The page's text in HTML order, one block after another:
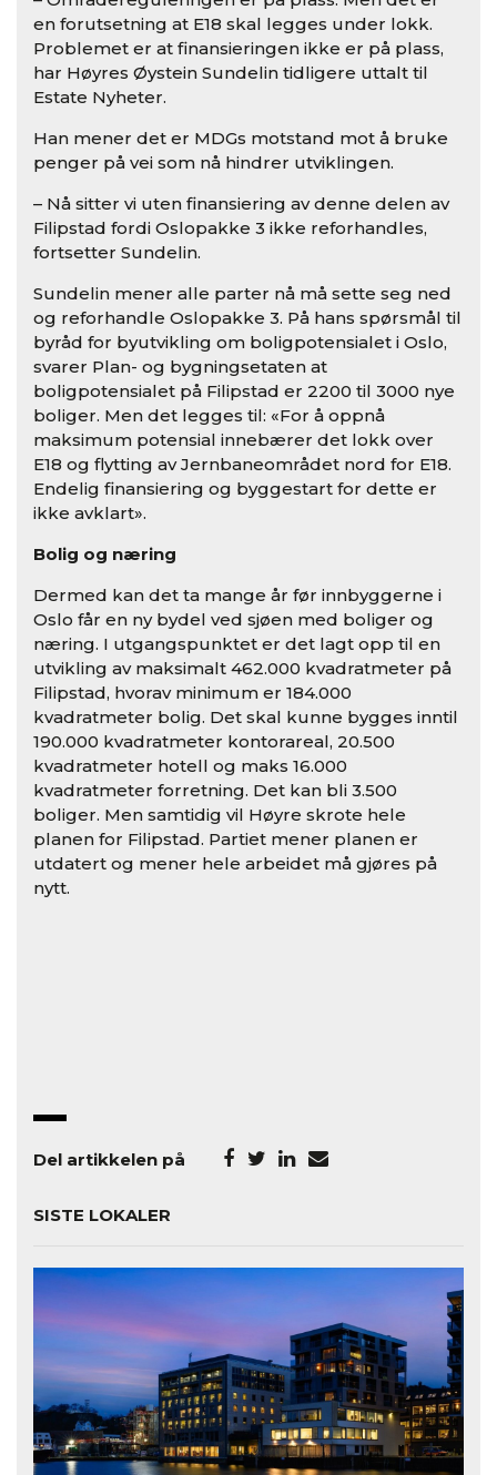
en forutsetning at E18 skal legges under lokk.
Problemet er at finansieringen ikke er på plass,
har Høyres Øystein Sundelin tidligere uttalt til
Estate Nyheter.
Han mener det er MDGs motstand mot å bruke
penger på vei som nå hindrer utviklingen.
– Nå sitter vi uten finansiering av denne delen av
Filipstad fordi Oslopakke 3 ikke reforhandles,
fortsetter Sundelin.
Sundelin mener alle parter nå må sette seg ned
og reforhandle Oslopakke 3. På hans spørsmål til
byråd for byutvikling om boligpotensialet i Oslo,
svarer Plan- og bygningsetaten at
boligpotensialet på Filipstad er 2200 til 3000 nye
boliger. Men det legges til: «For å oppnå
maksimum potensial innebærer det lokk over
E18 og flytting av Jernbaneområdet nord for E18.
Endelig finansiering og byggestart for dette er
ikke avklart».
Bolig og næring
Dermed kan det ta mange år før innbyggerne i
Oslo får en ny bydel ved sjøen med boliger og
næring. I utgangspunktet er det lagt opp til en
utvikling av maksimalt 462.000 kvadratmeter på
Filipstad, hvorav minimum er 184.000
kvadratmeter bolig. Det skal kunne bygges inntil
190.000 kvadratmeter kontorareal, 20.500
kvadratmeter hotell og maks 16.000
kvadratmeter forretning. Det kan bli 3.500
boliger. Men samtidig vil Høyre skrote hele
planen for Filipstad. Partiet mener planen er
utdatert og mener hele arbeidet må gjøres på
nytt.
Del artikkelen på
SISTE LOKALER